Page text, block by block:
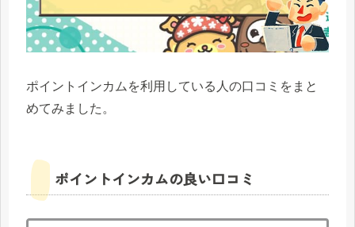
ポイントインカムを利用している人の口コミをまと
めてみました。
ポイントインカムの良い口コミ